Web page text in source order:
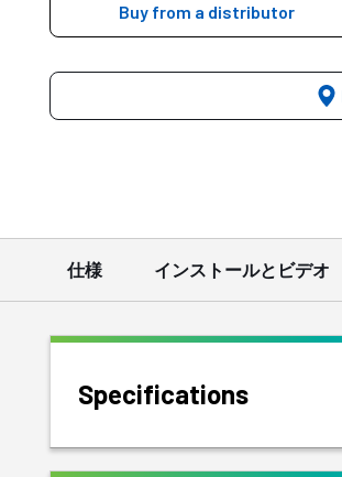
Buy from a distributor
仕様 インストールとビデオ
Specifications